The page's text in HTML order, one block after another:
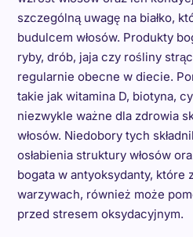
szczególną uwagę na białko,
budulcem włosów. Produkty
ryby, drób, jaja czy rośliny
regularnie obecne w diecie.
takie jak witamina D, biotyna,
niezwykle ważne dla zdrowia
włosów. Niedobory tych
osłabienia struktury włosów
bogata w antyoksydanty, które
warzywach, również może
przed stresem oksydacyjnym.